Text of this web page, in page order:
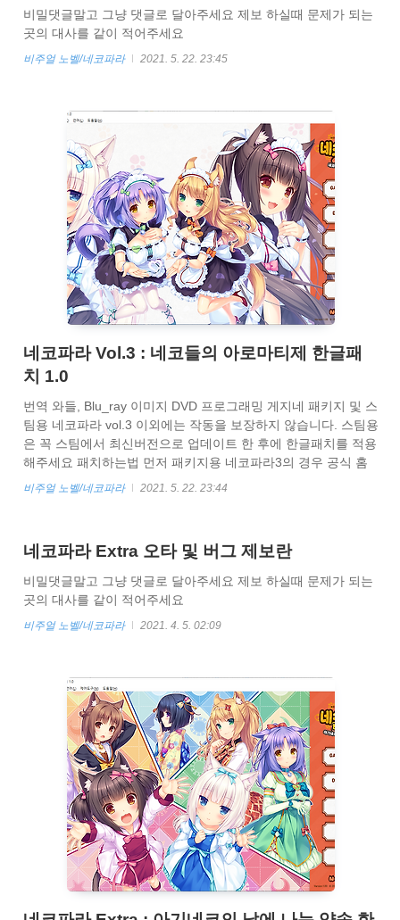
받습니다.
https://drive.google.com/file/d/
비밀댓글말고 그냥 댓글로 달아주세요 제보 하실때 문제가 되는
곳의 대사를 같이 적어주세요
비주얼 노벨/네코파라 2021. 5. 22. 23:45
네코파라 Vol.3 : 네코들의 아로마티제 한글패
치 1.0
번역 와들, Blu_ray 이미지 DVD 프로그래밍 게지네 패키지 및 스
팀용 네코파라 vol.3 이외에는 작동을 보장하지 않습니다. 스팀용
은 꼭 스팀에서 최신버전으로 업데이트 한 후에 한글패치를 적용
해주세요 패치하는법 먼저 패키지용 네코파라3의 경우 공식 홈
페이지에서 1.01 패치를 받아서 설치해주세요
シシングルCD 」 3,500円＋税 pc.nekopara.com 아래 링크에서
한글패치를 받습니다. 패키지용
https://drive.google.com/file/d/1lyeK7igZnD23ALpw..
비주얼 노벨/네코파라 2021. 5. 22. 23:44
네코파라 Extra 오타 및 버그 제보란
비밀댓글말고 그냥 댓글로 달아주세요 제보 하실때 문제가 되는
곳의 대사를 같이 적어주세요
비주얼 노벨/네코파라 2021. 4. 5. 02:09